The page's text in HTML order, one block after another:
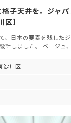
子天井を。ジャ
】
、日本の要素を残した
計しました。 ベージュ
淀川区